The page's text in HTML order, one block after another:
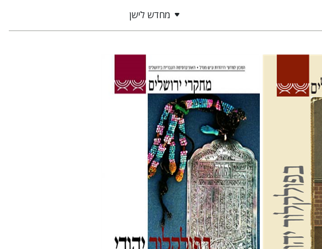
מחדש לישן
גלית
הגר סלמון
תמר אלכסנדר-פריזר
גלית חזן-רוקם
שלום צבר
הנחת אתר ספר מודפס